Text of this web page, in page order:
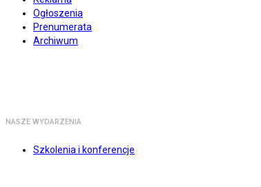
Ogłoszenia
Prenumerata
Archiwum
NASZE WYDARZENIA
Szkolenia i konferencje